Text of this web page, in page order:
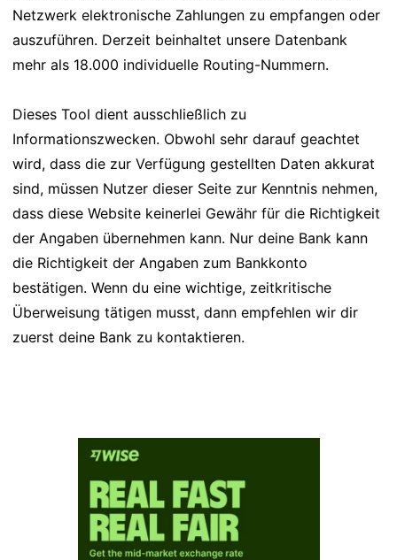
Netzwerk elektronische Zahlungen zu empfangen oder
auszuführen. Derzeit beinhaltet unsere Datenbank
mehr als 18.000 individuelle Routing-Nummern.
Dieses Tool dient ausschließlich zu
Informationszwecken. Obwohl sehr darauf geachtet
wird, dass die zur Verfügung gestellten Daten akkurat
sind, müssen Nutzer dieser Seite zur Kenntnis nehmen,
dass diese Website keinerlei Gewähr für die Richtigkeit
der Angaben übernehmen kann. Nur deine Bank kann
die Richtigkeit der Angaben zum Bankkonto
bestätigen. Wenn du eine wichtige, zeitkritische
Überweisung tätigen musst, dann empfehlen wir dir
zuerst deine Bank zu kontaktieren.